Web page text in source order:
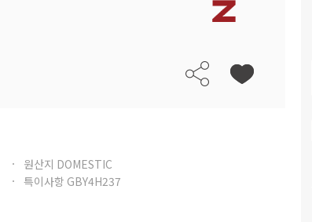
원산지 DOMESTIC
특이사항 GBY4H237